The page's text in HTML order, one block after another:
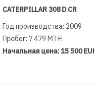
CATERPILLAR 308 D CR
Год производства: 2009
Пробег: 7 479 MTH
Начальная цена:15 500